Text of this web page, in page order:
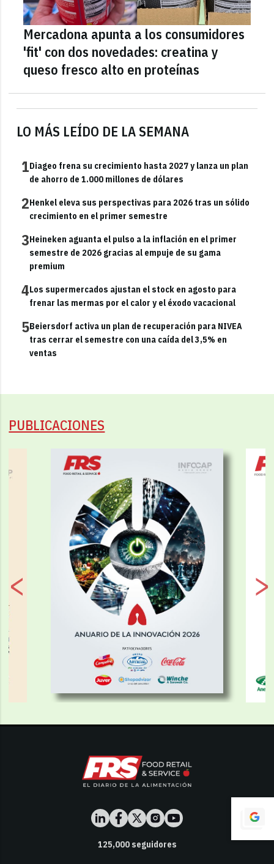
LO MÁS LEÍDO DE LA SEMANA
1Diageo frena su crecimiento hasta 2027 y lanza un plan
de ahorro de 1.000 millones de dólares
2Henkel eleva sus perspectivas para 2026 tras un sólido
crecimiento en el primer semestre
3Heineken aguanta el pulso a la inflación en el primer
semestre de 2026 gracias al empuje de su gama
premium
4Los supermercados ajustan el stock en agosto para
frenar las mermas por el calor y el éxodo vacacional
5Beiersdorf activa un plan de recuperación para NIVEA
tras cerrar el semestre con una caída del 3,5% en
ventas
Mercadona apunta a los consumidores
'fit' con dos novedades: creatina y
queso fresco alto en proteínas
PUBLICACIONES
125,000seguidores